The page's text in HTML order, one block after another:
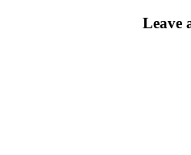
Leave